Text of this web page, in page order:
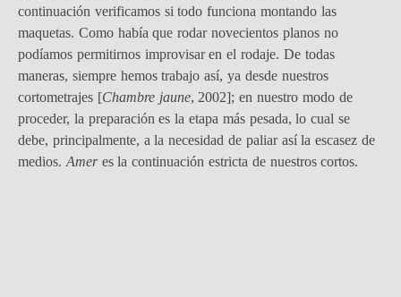
continuación verificamos si todo funciona montando las
maquetas. Como había que rodar novecientos planos no
podíamos permitirnos improvisar en el rodaje. De todas
maneras, siempre hemos trabajo así, ya desde nuestros
cortometrajes [Chambre jaune, 2002]; en nuestro modo de
proceder, la preparación es la etapa más pesada, lo cual se
debe, principalmente, a la necesidad de paliar así la escasez de
medios. Amer es la continuación estricta de nuestros cortos.